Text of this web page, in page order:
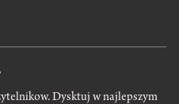
Dysktuj w najlepszym